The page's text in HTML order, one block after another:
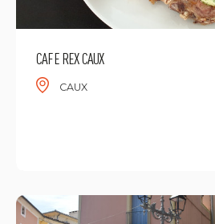
CAFE REX CAUX
CAUX